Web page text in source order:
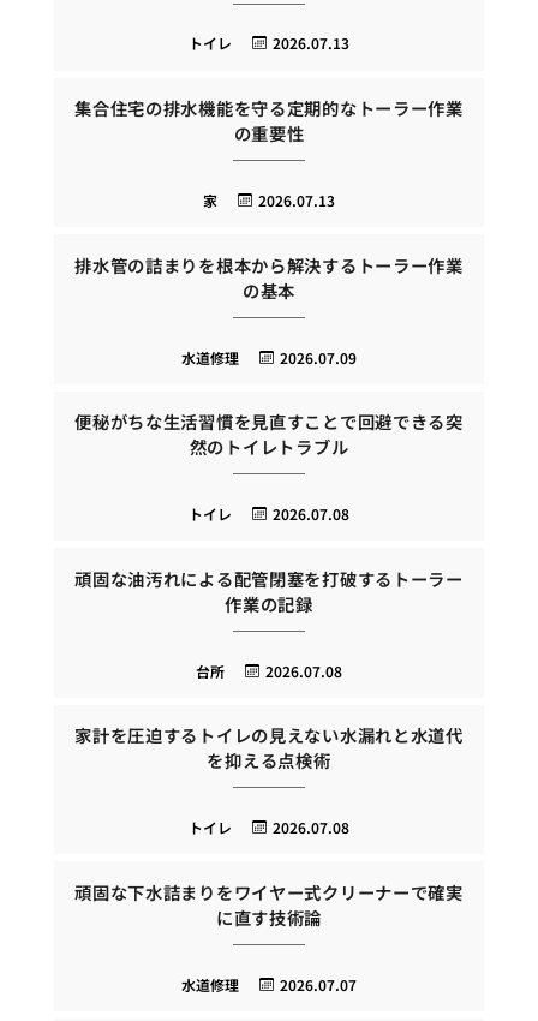
2026.07.13
トイレ
集合住宅の排水機能を守る定期的なトーラー作業
の重要性
2026.07.13
家
排水管の詰まりを根本から解決するトーラー作業
の基本
2026.07.09
水道修理
便秘がちな生活習慣を見直すことで回避できる突
然のトイレトラブル
2026.07.08
トイレ
頑固な油汚れによる配管閉塞を打破するトーラー
作業の記録
2026.07.08
台所
家計を圧迫するトイレの見えない水漏れと水道代
を抑える点検術
2026.07.08
トイレ
頑固な下水詰まりをワイヤー式クリーナーで確実
に直す技術論
2026.07.07
水道修理